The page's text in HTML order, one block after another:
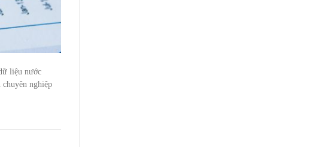
liệu nước
nghiệp